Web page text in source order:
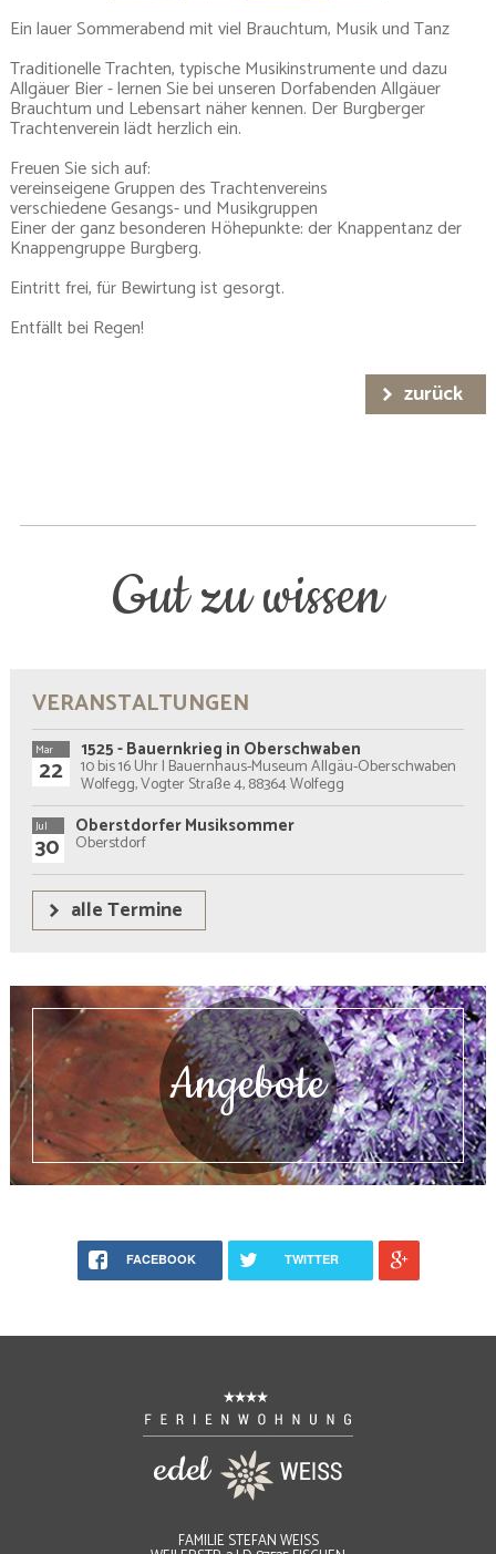
Ein lauer Sommerabend mit viel Brauchtum, Musik und Tanz
Traditionelle Trachten, typische Musikinstrumente und dazu
Allgäuer Bier - lernen Sie bei unseren Dorfabenden Allgäuer
Brauchtum und Lebensart näher kennen. Der Burgberger
Trachtenverein lädt herzlich ein.
Freuen Sie sich auf:
vereinseigene Gruppen des Trachtenvereins
verschiedene Gesangs- und Musikgruppen
Einer der ganz besonderen Höhepunkte: der Knappentanz der
Knappengruppe Burgberg.
Eintritt frei, für Bewirtung ist gesorgt.
Entfällt bei Regen!
zurück
Gut zu wissen
VERANSTALTUNGEN
Mar
22
1525 - Bauernkrieg in Oberschwaben
10 bis 16 Uhr | Bauernhaus-Museum Allgäu-Oberschwaben
Wolfegg, Vogter Straße 4, 88364 Wolfegg
Jul
30
Oberstdorfer Musiksommer
Oberstdorf
alle Termine
Angebote
FACEBOOK TWITTER
FAMILIE STEFAN WEISS